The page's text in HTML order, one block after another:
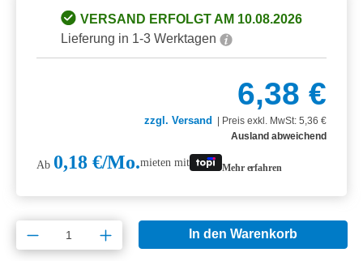
VERSAND ERFOLGT AM 10.08.2026
Lieferung in 1-3 Werktagen
6,38 €
zzgl. Versand
Preis exkl. MwSt: 5,36 €
Ausland abweichend
Ab 0,18 €/Mo.mieten mit Mehr erfahren
Produkt Anzahl: Gib den gewünschten
In den Warenkorb